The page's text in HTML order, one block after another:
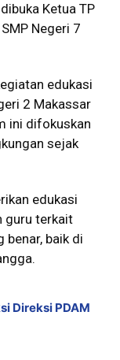
Ketua TP
Negeri 7
edukasi
2 Makassar
ini difokuskan
sejak
edukasi
guru terkait
benar, baik di
Direksi PDAM